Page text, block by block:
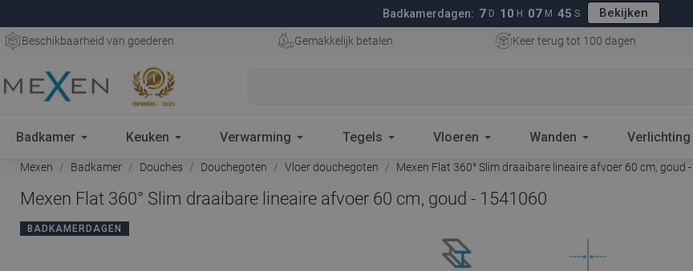
Badkamerdagen: 7 D 10 H 07 M 44 S Bekijken
Beschikbaarheid van goederen Gemakkelijk betalen Keer terug tot 100 dagen
Badkamer Keuken Verwarming Tegels Vloeren Wanden Verlichting
Mexen Badkamer Douches Douchegoten Vloer douchegoten Mexen Flat 360° Slim draaibare lineaire afvoer 60 cm, goud
Mexen Flat 360° Slim draaibare lineaire afvoer 60 cm, goud - 1541060
BADKAMERDAGEN